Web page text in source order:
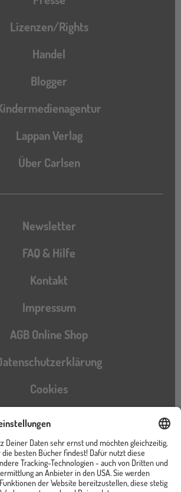
Lizenzen/Rights
Handel
Blogger
Lappan Verlag
Über Carlsen
Newsletter
FAQ & Hilfe
Kontakt
Impressum
AGB Online Shop
Cookies
YouTubeFacebook